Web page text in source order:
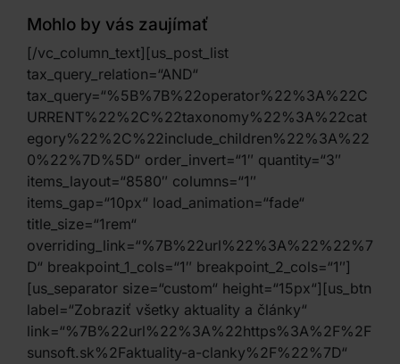
Mohlo by vás zaujímať
[/vc_column_text][us_post_list
tax_query_relation=“AND“
tax_query=“%5B%7B%22operator%22%3A%22C
URRENT%22%2C%22taxonomy%22%3A%22cat
egory%22%2C%22include_children%22%3A%22
0%22%7D%5D“ order_invert=“1″ quantity=“3″
items_layout=“8580″ columns=“1″
items_gap=“10px“ load_animation=“fade“
title_size=“1rem“
overriding_link=“%7B%22url%22%3A%22%22%7
D“ breakpoint_1_cols=“1″ breakpoint_2_cols=“1″]
[us_separator size=“custom“ height=“15px“][us_btn
label=“Zobraziť všetky aktuality a články“
link=“%7B%22url%22%3A%22https%3A%2F%2F
sunsoft.sk%2Faktuality-a-clanky%2F%22%7D“